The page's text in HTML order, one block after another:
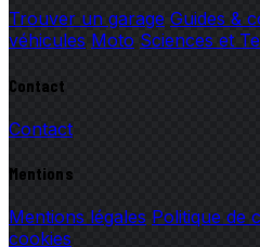
Trouver un garage Guides &
véhicules Moto Sciences et
Contact
Contact
Mentions
Mentions légales Politique de
cookies